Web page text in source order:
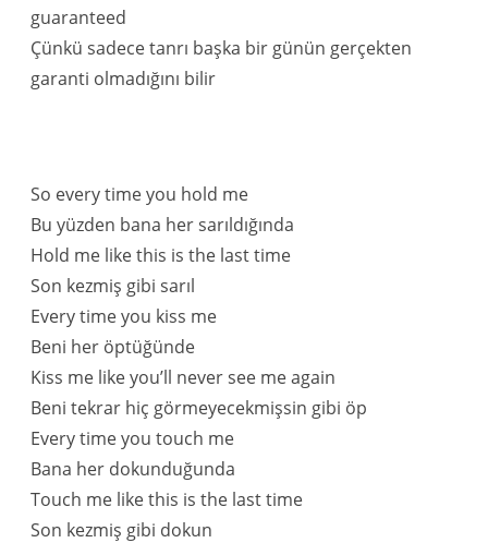
guaranteed
Çünkü sadece tanrı başka bir günün gerçekten
garanti olmadığını bilir
So every time you hold me
Bu yüzden bana her sarıldığında
Hold me like this is the last time
Son kezmiş gibi sarıl
Every time you kiss me
Beni her öptüğünde
Kiss me like you’ll never see me again
Beni tekrar hiç görmeyecekmişsin gibi öp
Every time you touch me
Bana her dokunduğunda
Touch me like this is the last time
Son kezmiş gibi dokun